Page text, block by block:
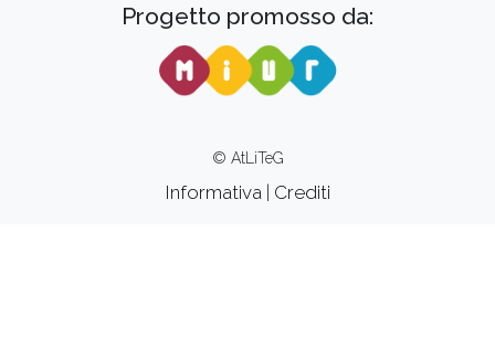
Progetto promosso da:
© AtLiTeG
Informativa| Crediti